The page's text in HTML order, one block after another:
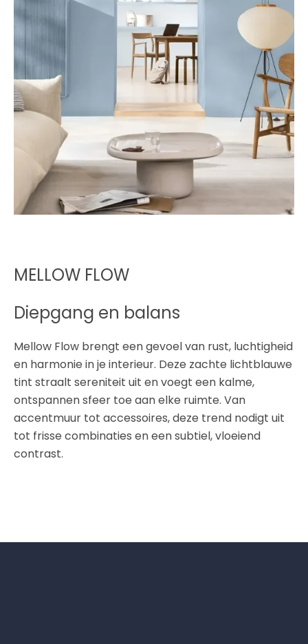
MELLOW FLOW
Diepgang en balans
Mellow Flow brengt een gevoel van rust, luchtigheid
en harmonie in je interieur. Deze zachte lichtblauwe
tint straalt sereniteit uit en voegt een kalme,
ontspannen sfeer toe aan elke ruimte. Van
accentmuur tot accessoires, deze trend nodigt uit
tot frisse combinaties en een subtiel, vloeiend
contrast.